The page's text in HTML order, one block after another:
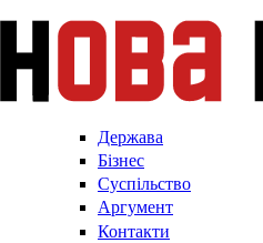
Держава
Бізнес
Суспільство
Аргумент
Контакти